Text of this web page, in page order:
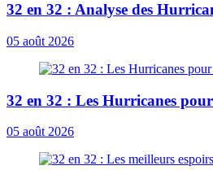
32 en 32 : Analyse des
05 août 2026
32 en 32 : Les Hurricanes
05 août 2026